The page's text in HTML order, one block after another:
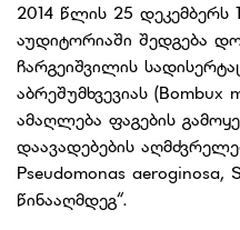
2014 წლის 25 დეკემბერს
აუდიტორიაში შედგება
ჩარგეიშვილის
აბრეშუმხვევიას
ამაღლება ფაგების
დაავადებების
Pseudomonas aeroginosa,
წინააღმდეგ“.